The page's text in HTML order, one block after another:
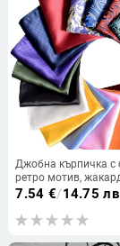
Джобна кърпичка с
ретро мотив,
дизайн с
7.54 €/14.75 лв